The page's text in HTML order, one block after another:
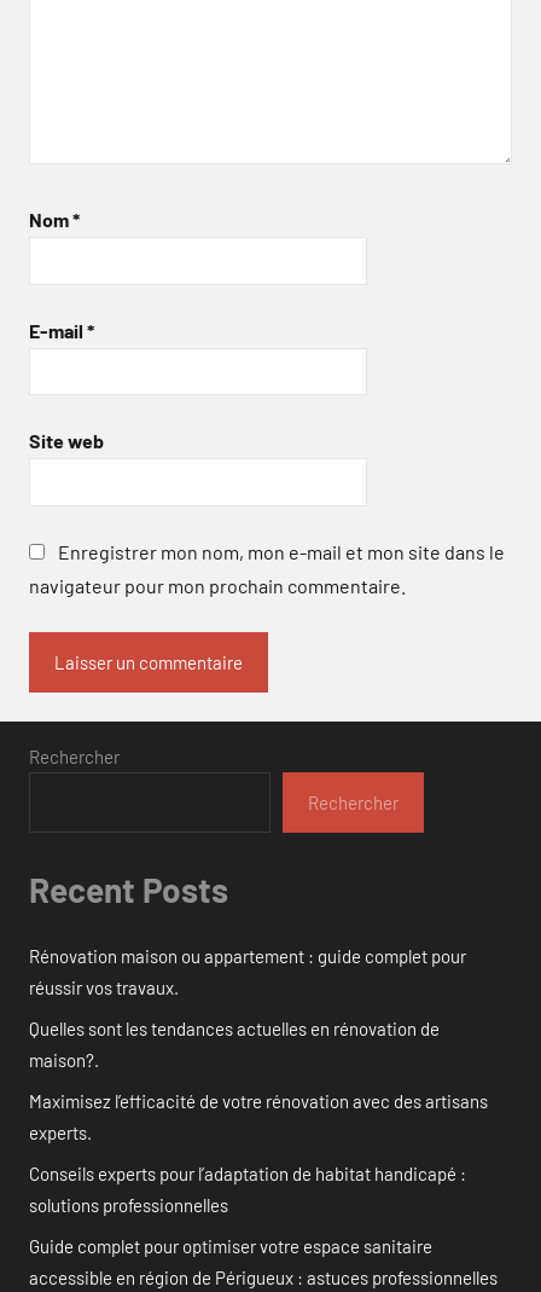
Nom*
E-mail *
Site web
Enregistrer mon nom, mon e-mail et mon site dans le
navigateur pour mon prochain commentaire.
Rechercher
Rechercher
Recent Posts
Rénovation maison ou appartement : guide complet pour
réussir vos travaux.
Quelles sont les tendances actuelles en rénovation de
maison?.
Maximisez l’efficacité de votre rénovation avec des artisans
experts.
Conseils experts pour l’adaptation de habitat handicapé :
solutions professionnelles
Guide complet pour optimiser votre espace sanitaire
accessible en région de Périgueux : astuces professionnelles